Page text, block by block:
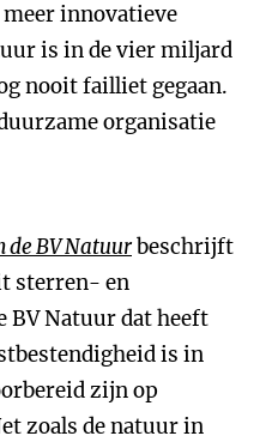
innovatieve
is in de vier miljard
nooit failliet gegaan.
organisatie
de BV Natuurbeschrijft
sterren- en
BV Natuur dat heeft
is in
zijn op
zoals de natuur in